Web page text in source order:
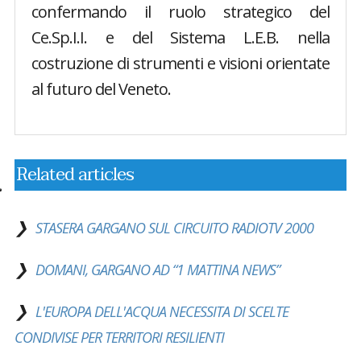
confermando il ruolo strategico del
Ce.Sp.I.I. e del Sistema L.E.B. nella
costruzione di strumenti e visioni orientate
al futuro del Veneto.
Related articles
STASERA GARGANO SUL CIRCUITO RADIOTV 2000
DOMANI, GARGANO AD “1 MATTINA NEWS”
L'EUROPA DELL'ACQUA NECESSITA DI SCELTE
CONDIVISE PER TERRITORI RESILIENTI